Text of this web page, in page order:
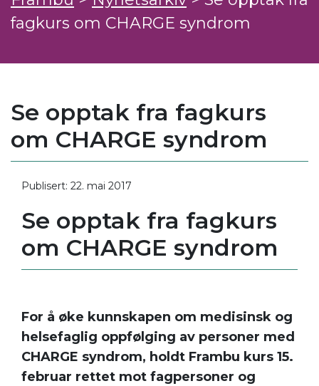
fagkurs om CHARGE syndrom
Se opptak fra fagkurs
om CHARGE syndrom
Publisert: 22. mai 2017
Se opptak fra fagkurs
om CHARGE syndrom
For å øke kunnskapen om medisinsk og
helsefaglig oppfølging av personer med
CHARGE syndrom, holdt Frambu kurs 15.
februar rettet mot fagpersoner og